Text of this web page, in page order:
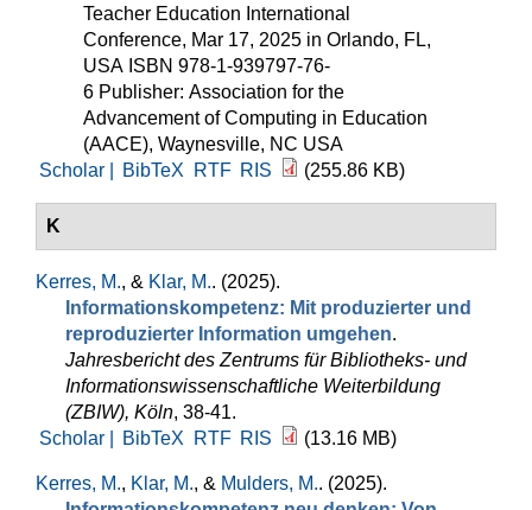
Teacher Education International
Conference, Mar 17, 2025 in Orlando, FL,
USA ISBN 978-1-939797-76-
6 Publisher: Association for the
Advancement of Computing in Education
(AACE), Waynesville, NC USA
Scholar |
BibTeX RTF RIS (255.86 KB)
K
Kerres, M., & Klar, M.. (2025).
Informationskompetenz: Mit produzierter und
reproduzierter Information umgehen.
Jahresbericht des Zentrums für Bibliotheks- und
Informationswissenschaftliche Weiterbildung
(ZBIW), Köln, 38-41.
Scholar |
BibTeX RTF RIS (13.16 MB)
Kerres, M., Klar, M., & Mulders, M.. (2025).